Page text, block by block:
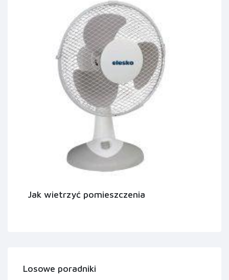
Jak wietrzyć pomieszczenia
Losowe poradniki